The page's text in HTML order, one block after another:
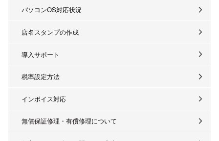
パソコンOS対応状況
店名スタンプの作成
導入サポート
税率設定方法
インボイス対応
無償保証修理・有償修理について